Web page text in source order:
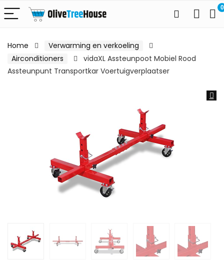
0
Home
Verwarming en verkoeling
Airconditioners
vidaXL Assteunpoot Mobiel Rood
Assteunpunt Transportkar Voertuigverplaatser